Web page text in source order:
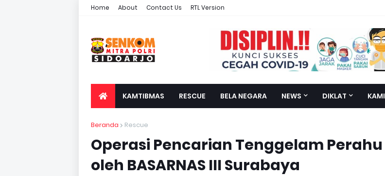
Home About Contact Us RTL Version
KAMTIBMAS RESCUE BELA NEGARA NEWS DIKLAT KAMI
Beranda Rescue
Operasi Pencarian Tenggelam Perahu
oleh BASARNAS III Surabaya